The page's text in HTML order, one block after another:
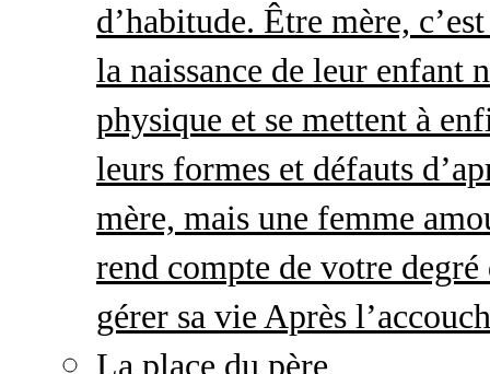
d’habitude. Être mère,
la naissance de leur enfant
physique et se mettent à
leurs formes et défauts
mère, mais une femme
rend compte de votre
gérer sa vie Après
La place du père